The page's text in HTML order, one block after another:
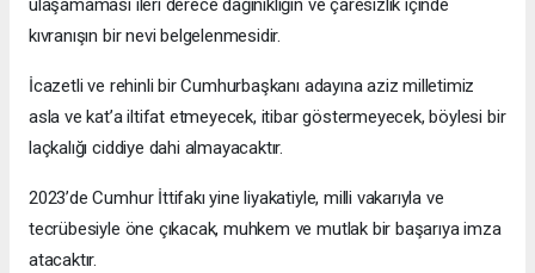
ulaşamaması ileri derece dağınıklığın ve çaresizlik içinde
kıvranışın bir nevi belgelenmesidir.
İcazetli ve rehinli bir Cumhurbaşkanı adayına aziz milletimiz
asla ve kat’a iltifat etmeyecek, itibar göstermeyecek, böylesi bir
laçkalığı ciddiye dahi almayacaktır.
2023’de Cumhur İttifakı yine liyakatiyle, milli vakarıyla ve
tecrübesiyle öne çıkacak, muhkem ve mutlak bir başarıya imza
atacaktır.